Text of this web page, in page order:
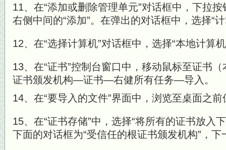
11、在“添加或删除管理单元”对话框中，下拉
右侧中间的“添加”。在弹出的对话框中，选择“
12、在“选择计算机”对话框中，选择“本地计算
13、在“证书”控制台窗口中，移动鼠标至证书
证书颁发机构—证书—右健所有任务—导入。
14、在“要导入的文件”界面中，浏览至桌面之
15、在“证书存储”中，选择“将所有的证书放入
下面的对话框为“受信任的根证书颁发机构”，